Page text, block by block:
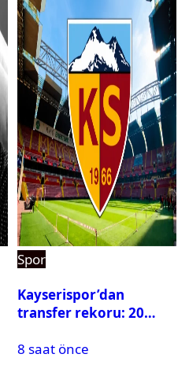
Spor
Kayserispor’dan
transfer rekoru: 20
8 saat önce